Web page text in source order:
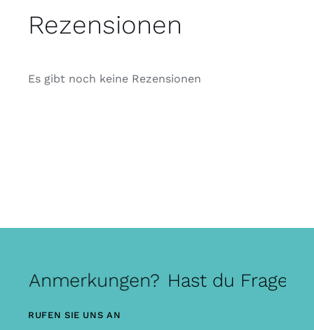
Rezensionen
Es gibt noch keine Rezensionen
Anmerkungen? Hast du Fragen
RUFEN SIE UNS AN